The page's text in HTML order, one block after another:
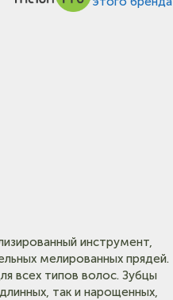
инструмент,
мелированных прядей.
всех типов волос. Зубцы
так и нарощенных,